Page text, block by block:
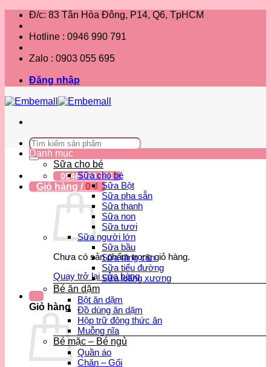
qua
dung
Đ/c: 83 Tân Hòa Đông, P14, Q6, TpHCM
Hotline : 0946 990 791
Zalo : 0903 055 695
Đăng nhập
Tìm
kiếm:
0946 990 791
Giỏ hàng / 0₫
Chưa có sản phẩm trong giỏ hàng.
Quay trở lại cửa hàng
Giỏ hàng
Danh mục
Sữa cho bé
Sữa cho bé
Sữa Bột
Sữa pha sẵn
Sữa thanh
Sữa non
Sữa tươi
Sữa người lớn
Sữa bầu
Sữa tăng cân
Sữa tiểu đường
Sữa loãng xương
Bé ăn dặm
Bột ăn dặm
Đồ dùng ăn dặm
Hộp trữ đông thức ăn
Muỗng nĩa
Bé mặc – Bé ngủ
Quần áo
Chăn – Gối